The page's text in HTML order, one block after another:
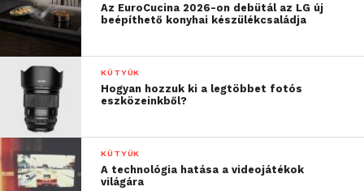
Az EuroCucina 2026-on debütál az LG új
beépíthető konyhai készülékcsaládja
KÜTYÜK
Hogyan hozzuk ki a legtöbbet fotós
eszközeinkből?
KÜTYÜK
A technológia hatása a videojátékok
világára